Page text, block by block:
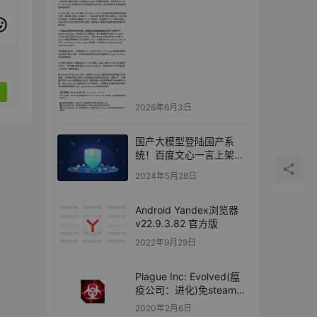
2026年6月3日
国产大模型登陆国产系
统！百度文心一言上架统
2024年5月28日
Android Yandex浏览器
v22.9.3.82 官方版
2022年9月29日
Plague Inc: Evolved(瘟
疫公司：进化)免steam单
机版
2020年2月6日